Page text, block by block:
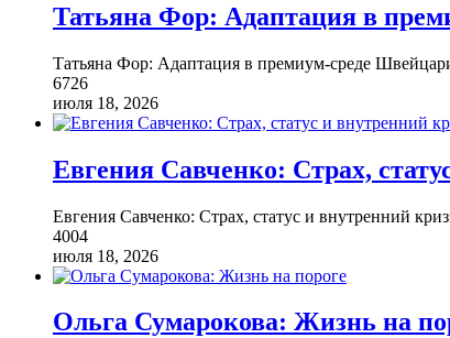
Татьяна Фор: Адаптация в
Татьяна Фор: Адаптация в премиум-среде
6726
июля 18, 2026
Евгения Савченко: Страх,
Евгения Савченко: Страх, статус и внутренний
4004
июля 18, 2026
Ольга Сумарокова: Жизнь на